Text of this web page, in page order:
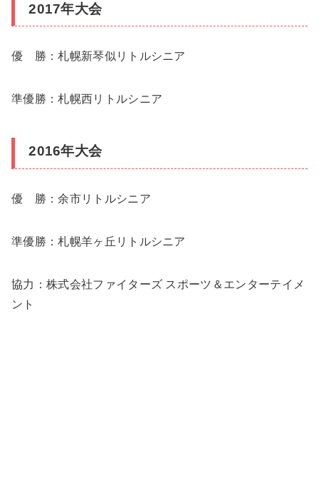
2017年大会
優 勝：札幌新琴似リトルシニア
準優勝：札幌西リトルシニア
2016年大会
優 勝：余市リトルシニア
準優勝：札幌羊ヶ丘リトルシニア
協力：株式会社ファイターズ スポーツ＆エンターテイメ
ント